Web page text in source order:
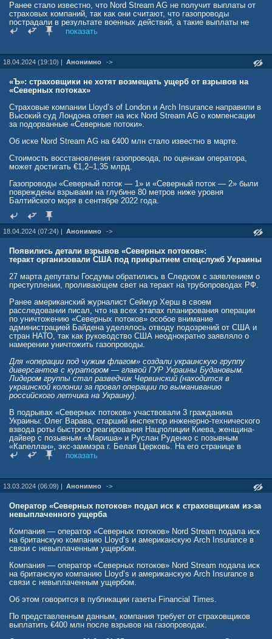
Ранее стало известно, что Nord Stream AG не получит выплаты от
страховых компаний, так как они считают, что газопроводы
пострадали в результате военных действий, а такие выплаты не
оговорены в условиях договора.
userb-po-severnym-potokam
показать
18.04.2024 (19:10) | Анонимно ->
«Ъ»: страховщики не хотят возмещать ущерб от взрывов на
«Северных потоках»
Страховые компании Lloyd’s of London и Arch Insurance направили в
Высокий суд Лондона ответ на иск Nord Stream AG о компенсации
за подорванные «Северные потоки».
Об иске Nord Stream AG на €400 млн стало известно в марте.
Стоимость восстановления газопровода, по оценкам оператора,
может достигать €1,2–1,35 млрд.
Газопроводы «Северный поток — 1» и «Северный поток — 2» были
повреждены взрывами на глубине 80 метров ниже уровня
Балтийского моря в сентябре 2022 года.
18.04.2024 (07:24) | Анонимно ->
Появились детали взрывов «Северных потоков»:
теракт организовали США под прикрытием спецслужб Украины
27 марта депутаты Госдумы обратились в Следком с заявлением о
преступлении, проливающем свет на теракт на трубопроводах РФ.
Ранее американский журналист Сеймур Херш в своем
расследовании писал, что на всех этапах планирования операции
по уничтожению «Северных потоков» особое внимание
администрацией Байдена уделялось отводу подозрений от США и
стран НАТО, так как руководство США неоднократно заявляло о
намерении уничтожить газопроводы.
Для «операции под чужим флагом» создали украинскую группу
диверсантов с куратором — главой ГУР Украины Будановым.
Лидером группы стал разведчик Червинский (находится в
украинской колонии за провал операции по выманиванию
российского летчика на Украину).
В подрывах «Северных потоков» участвовали 3 гражданина
Украины: Олег Варава, старший инспектор инженерно-технического
взвода роты быстрого реагирования Нацполиции Киева, женщина-
дайвер с позывным «Мариша» и Руслан Руденко с позывным
«Капеллан», экс-заммэра г. Белая Церковь. На его странице в
соцсетях есть фото человека в дайверской экипировке.
компании Burisma (в правлении которой был сын президента
Байдена) к финансированию террористической атаки. Так,
украинским судом перечислил сумму в размере 18 млн на проект
ВСУ «Армия дронов». На эти деньги ГУР Украины организованы
Эти факты проливают свет на сотрудничество спецслужб США и
Украины, в котором Киев используют как «прокси» для организации
где также использовался false flag operation — исполнителями
теракта были избраны радикальные исламисты, чтобы спрятать за
ними заказчика.
Генпрокуратура уже направила в компетентные органы стран
rusvesna.su/news/1713377069
показать
13.03.2024 (06:09) | Анонимно ->
Оператор «Северных потоков» подал иск к страховщикам из-за
невыплаченного ущерба
Компания — оператор «Северных потоков» Nord Stream подала иск
на британскую компанию Lloyd’s и американскую Arch Insurance в
связи с невыплаченным ущербом.
Компания — оператор «Северных потоков» Nord Stream подала иск
на британскую компанию Lloyd’s и американскую Arch Insurance в
связи с невыплаченным ущербом.
Об этом говорится в публикации газеты Financial Times.
По представленным данным, компания требует от страховщиков
выплатить €400 млн после взрывов на газопроводах.